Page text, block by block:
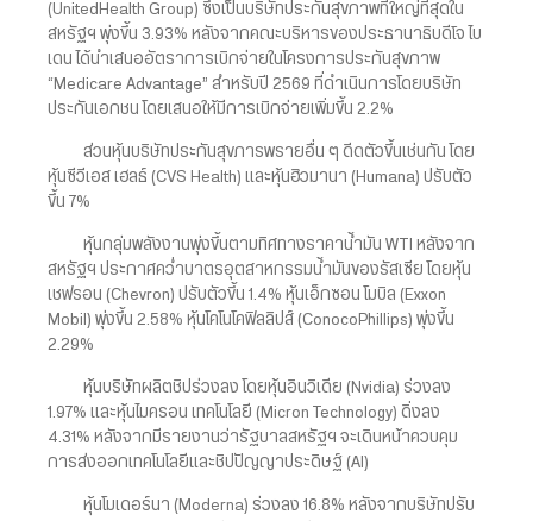
(UnitedHealth Group) ซึ่งเป็นบริษัทประกันสุขภาพที่ใหญ่ที่สุดใน
สหรัฐฯ พุ่งขึ้น 3.93% หลังจากคณะบริหารของประธานาธิบดีโจ ไบ
เดน ได้นำเสนออัตราการเบิกจ่ายในโครงการประกันสุขภาพ
“Medicare Advantage” สำหรับปี 2569 ที่ดำเนินการโดยบริษัท
ประกันเอกชน โดยเสนอให้มีการเบิกจ่ายเพิ่มขึ้น 2.2%
ส่วนหุ้นบริษัทประกันสุขภารพรายอื่น ๆ ดีดตัวขึ้นเช่นกัน โดย
หุ้นซีวีเอส เฮลธ์ (CVS Health) และหุ้นฮิวมานา (Humana) ปรับตัว
ขึ้น 7%
หุ้นกลุ่มพลังงานพุ่งขึ้นตามทิศทางราคาน้ำมัน WTI หลังจาก
สหรัฐฯ ประกาศคว่ำบาตรอุตสาหกรรมน้ำมันของรัสเซีย โดยหุ้น
เชฟรอน (Chevron) ปรับตัวขึ้น 1.4% หุ้นเอ็กซอน โมบิล (Exxon
Mobil) พุ่งขึ้น 2.58% หุ้นโคโนโคฟิลลิปส์ (ConocoPhillips) พุ่งขึ้น
2.29%
หุ้นบริษัทผลิตชิปร่วงลง โดยหุ้นอินวิเดีย (Nvidia) ร่วงลง
1.97% และหุ้นไมครอน เทคโนโลยี (Micron Technology) ดิ่งลง
4.31% หลังจากมีรายงานว่ารัฐบาลสหรัฐฯ จะเดินหน้าควบคุม
การส่งออกเทคโนโลยีและชิปปัญญาประดิษฐ์ (AI)
หุ้นโมเดอร์นา (Moderna) ร่วงลง 16.8% หลังจากบริษัทปรับ